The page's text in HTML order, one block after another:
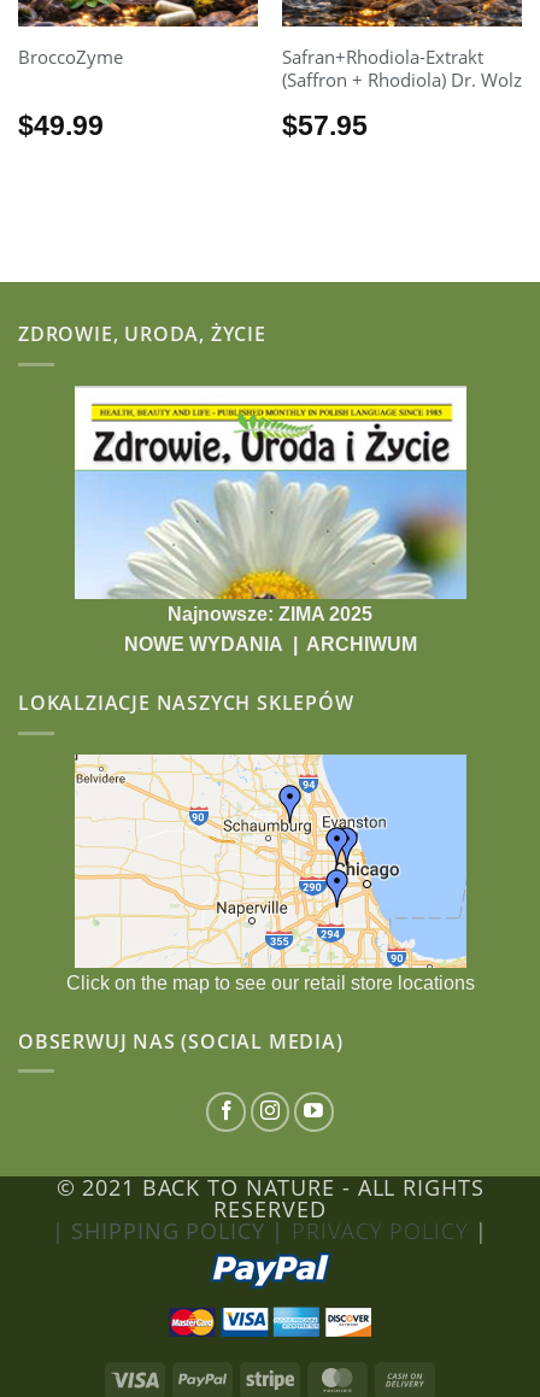
BroccoZyme
$49.99
Safran+Rhodiola-Extrakt
(Saffron + Rhodiola) Dr. Wolz
$57.95
ZDROWIE, URODA, ŻYCIE
Najnowsze: ZIMA 2025
NOWE WYDANIA
ARCHIWUM
LOKALZIACJE NASZYCH SKLEPÓW
Click on the map to see our retail store locations
OBSERWUJ NAS (SOCIAL MEDIA)
© 2021 BACK TO NATURE - ALL RIGHTS
RESERVED
| SHIPPING POLICY | PRIVACY POLICY |
Visa PayPal Stripe MasterCard